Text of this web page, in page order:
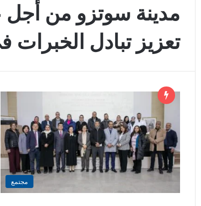
مدينة سوتزو من أجل
تعزيز تبادل
مجتمع